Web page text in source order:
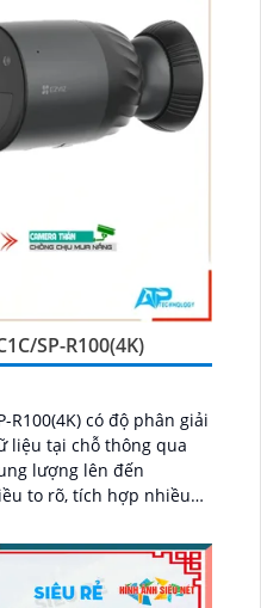
SP-R100(4K)
R100(4K) có độ phân giải
liệu tại chỗ thông qua
lượng lên đến
to rõ, tích hợp nhiều
điều kiện ánh sáng